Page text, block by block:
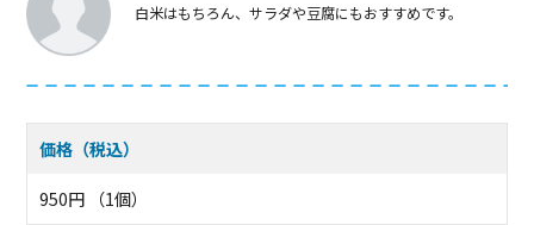
白米はもちろん、サラダや豆腐にもおすすめです。
価格（税込）
950円 （1個）